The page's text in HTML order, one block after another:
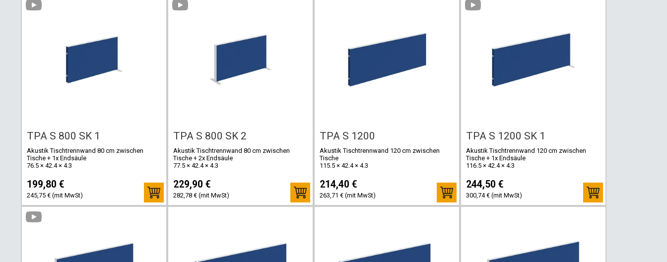
TPA S 800 SK 1
Akustik Tischtrennwand 80 cm zwischen
Tische + 1x Endsäule
76.5 × 42.4 × 4.3
199,80 €
245,75 € (mit MwSt)
TPA S 800 SK 2
Akustik Tischtrennwand 80 cm zwischen
Tische + 2x Endsäule
77.5 × 42.4 × 4.3
229,90 €
282,78 € (mit MwSt)
TPA S 1200
Akustik Tischtrennwand 120 cm zwischen
Tische
115.5 × 42.4 × 4.3
214,40 €
263,71 € (mit MwSt)
TPA S 1200 SK 1
Akustik Tischtrennwand 120 cm zwischen
Tische + 1x Endsäule
116.5 × 42.4 × 4.3
244,50 €
300,74 € (mit MwSt)